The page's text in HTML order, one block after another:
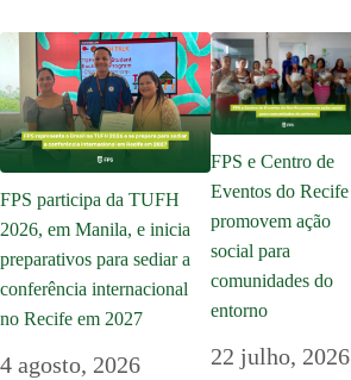
FPS participa da TUFH
2026, em Manila, e inicia
preparativos para sediar a
conferência internacional
no Recife em 2027
4 agosto, 2026
FPS e Centro de
Eventos do Recife
promovem ação
social para
comunidades do
entorno
22 julho, 2026